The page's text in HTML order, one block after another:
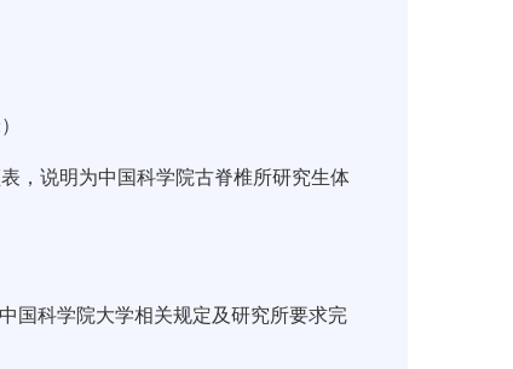
，说明为中国科学院古脊椎所研究生体
国科学院大学相关规定及研究所要求完